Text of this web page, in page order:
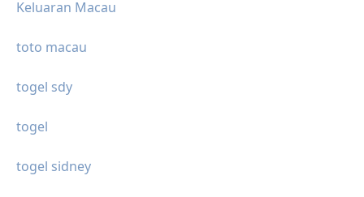
Keluaran Macau
toto macau
togel sdy
togel
togel sidney